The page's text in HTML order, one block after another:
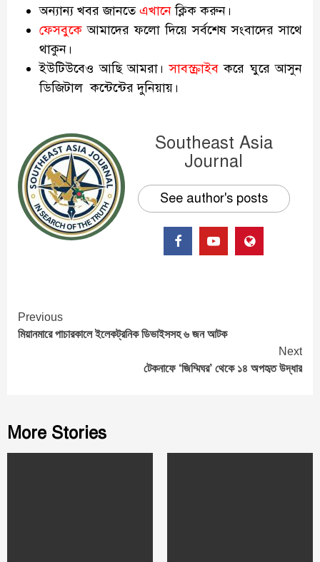
অন্যান্য খবর জানতে এখানে ক্লিক করুন।
ফেসবুকে আমাদের ফলো দিয়ে সর্বশেষ সংবাদের সাথে
থাকুন।
ইউটিউবেও আছি আমরা। সাবস্ক্রাইব করে ঘুরে আসুন
ডিজিটাল কন্টেন্টের দুনিয়ায়।
Southeast Asia
Journal
See author's posts
Continue
Reading
Previous
মিয়ানমারে পাচারকালে ইলেকট্রনিক ডিভাইসসহ ৬ জন আটক
Next
টেকনাফে ‘জিম্মিঘর’ থেকে ১৪ অপহৃত উদ্ধার
More Stories